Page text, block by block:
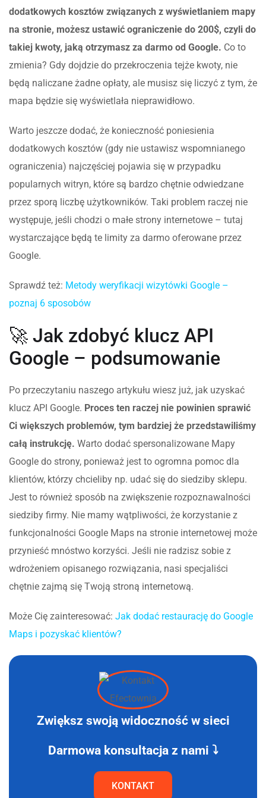
dodatkowych kosztów związanych z wyświetlaniem mapy
na stronie, możesz ustawić ograniczenie do 200$, czyli do
takiej kwoty, jaką otrzymasz za darmo od Google. Co to
zmienia? Gdy dojdzie do przekroczenia tejże kwoty, nie
będą naliczane żadne opłaty, ale musisz się liczyć z tym, że
mapa będzie się wyświetlała nieprawidłowo.
Warto jeszcze dodać, że konieczność poniesienia
dodatkowych kosztów (gdy nie ustawisz wspomnianego
ograniczenia) najczęściej pojawia się w przypadku
popularnych witryn, które są bardzo chętnie odwiedzane
przez sporą liczbę użytkowników. Taki problem raczej nie
występuje, jeśli chodzi o małe strony internetowe – tutaj
wystarczające będą te limity za darmo oferowane przez
Google.
Sprawdź też: Metody weryfikacji wizytówki Google –
poznaj 6 sposobów
🚀 Jak zdobyć klucz API
Google – podsumowanie
Po przeczytaniu naszego artykułu wiesz już, jak uzyskać
klucz API Google. Proces ten raczej nie powinien sprawić
Ci większych problemów, tym bardziej że przedstawiliśmy
całą instrukcję. Warto dodać spersonalizowane Mapy
Google do strony, ponieważ jest to ogromna pomoc dla
klientów, którzy chcieliby np. udać się do siedziby sklepu.
Jest to również sposób na zwiększenie rozpoznawalności
siedziby firmy. Nie mamy wątpliwości, że korzystanie z
funkcjonalności Google Maps na stronie internetowej może
przynieść mnóstwo korzyści. Jeśli nie radzisz sobie z
wdrożeniem opisanego rozwiązania, nasi specjaliści
chętnie zajmą się Twoją stroną internetową.
Może Cię zainteresować: Jak dodać restaurację do Google
Maps i pozyskać klientów?
Zwiększ swoją widoczność w sieci
Darmowa konsultacja z nami ⤵
KONTAKT